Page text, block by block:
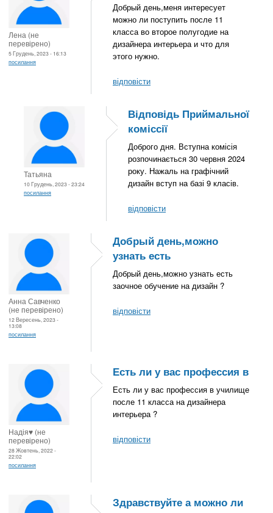
Лена (не
перевірено)
5 Грудень, 2023 - 16:13
посилання
Добрый день,меня интересует
можно ли поступить после 11
класса во второе полугодие на
дизайнера интерьера и что для
этого нужно.
відповісти
Татьяна
10 Грудень, 2023 - 23:24
посилання
Відповідь Приймальної
коміссії
Доброго дня. Вступна комісія
розпочинається 30 червня 2024
року. Нажаль на графічний
дизайн вступ на базі 9 класів.
відповісти
Анна Савченко
(не перевірено)
12 Вересень, 2023 -
13:08
посилання
Добрый день,можно
узнать есть
Добрый день,можно узнать есть
заочное обучение на дизайн ?
відповісти
Надія♥️ (не
перевірено)
28 Жовтень, 2022 -
22:02
посилання
Есть ли у вас профессия в
Есть ли у вас профессия в училище
после 11 класса на дизайнера
интерьера ?
відповісти
Здравствуйте а можно ли